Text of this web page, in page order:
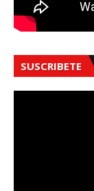
SUSCRIBETE